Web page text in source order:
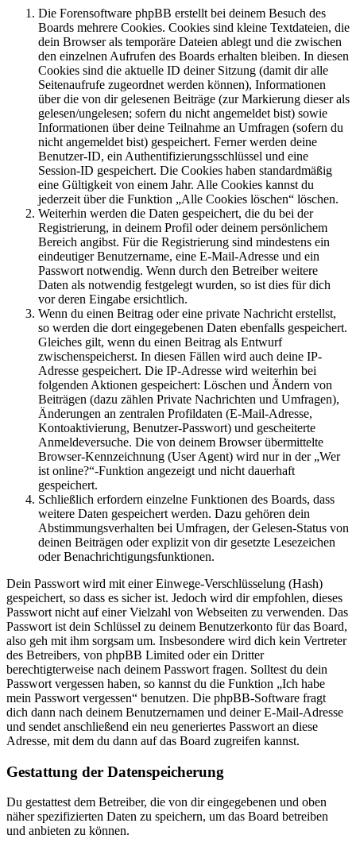
Die Forensoftware phpBB erstellt bei deinem Besuch des
Boards mehrere Cookies. Cookies sind kleine Textdateien, die
dein Browser als temporäre Dateien ablegt und die zwischen
den einzelnen Aufrufen des Boards erhalten bleiben. In diesen
Cookies sind die aktuelle ID deiner Sitzung (damit dir alle
Seitenaufrufe zugeordnet werden können), Informationen
über die von dir gelesenen Beiträge (zur Markierung dieser als
gelesen/ungelesen; sofern du nicht angemeldet bist) sowie
Informationen über deine Teilnahme an Umfragen (sofern du
nicht angemeldet bist) gespeichert. Ferner werden deine
Benutzer-ID, ein Authentifizierungsschlüssel und eine
Session-ID gespeichert. Die Cookies haben standardmäßig
eine Gültigkeit von einem Jahr. Alle Cookies kannst du
jederzeit über die Funktion „Alle Cookies löschen“ löschen.
Weiterhin werden die Daten gespeichert, die du bei der
Registrierung, in deinem Profil oder deinem persönlichem
Bereich angibst. Für die Registrierung sind mindestens ein
eindeutiger Benutzername, eine E-Mail-Adresse und ein
Passwort notwendig. Wenn durch den Betreiber weitere
Daten als notwendig festgelegt wurden, so ist dies für dich
vor deren Eingabe ersichtlich.
Wenn du einen Beitrag oder eine private Nachricht erstellst,
so werden die dort eingegebenen Daten ebenfalls gespeichert.
Gleiches gilt, wenn du einen Beitrag als Entwurf
zwischenspeicherst. In diesen Fällen wird auch deine IP-
Adresse gespeichert. Die IP-Adresse wird weiterhin bei
folgenden Aktionen gespeichert: Löschen und Ändern von
Beiträgen (dazu zählen Private Nachrichten und Umfragen),
Änderungen an zentralen Profildaten (E-Mail-Adresse,
Kontoaktivierung, Benutzer-Passwort) und gescheiterte
Anmeldeversuche. Die von deinem Browser übermittelte
Browser-Kennzeichnung (User Agent) wird nur in der „Wer
ist online?“-Funktion angezeigt und nicht dauerhaft
gespeichert.
Schließlich erfordern einzelne Funktionen des Boards, dass
weitere Daten gespeichert werden. Dazu gehören dein
Abstimmungsverhalten bei Umfragen, der Gelesen-Status von
deinen Beiträgen oder explizit von dir gesetzte Lesezeichen
oder Benachrichtigungsfunktionen.
Dein Passwort wird mit einer Einwege-Verschlüsselung (Hash)
gespeichert, so dass es sicher ist. Jedoch wird dir empfohlen, dieses
Passwort nicht auf einer Vielzahl von Webseiten zu verwenden. Das
Passwort ist dein Schlüssel zu deinem Benutzerkonto für das Board,
also geh mit ihm sorgsam um. Insbesondere wird dich kein Vertreter
des Betreibers, von phpBB Limited oder ein Dritter
berechtigterweise nach deinem Passwort fragen. Solltest du dein
Passwort vergessen haben, so kannst du die Funktion „Ich habe
mein Passwort vergessen“ benutzen. Die phpBB-Software fragt
dich dann nach deinem Benutzernamen und deiner E-Mail-Adresse
und sendet anschließend ein neu generiertes Passwort an diese
Adresse, mit dem du dann auf das Board zugreifen kannst.
Gestattung der Datenspeicherung
Du gestattest dem Betreiber, die von dir eingegebenen und oben
näher spezifizierten Daten zu speichern, um das Board betreiben
und anbieten zu können.